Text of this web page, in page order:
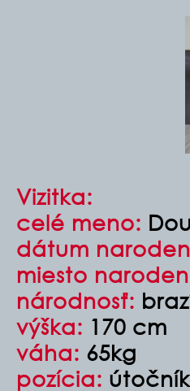
Vizitka:
celé meno:
dátum
miesto
národnosť:
výška: 170 cm
váha: 65kg
pozícia: útočník